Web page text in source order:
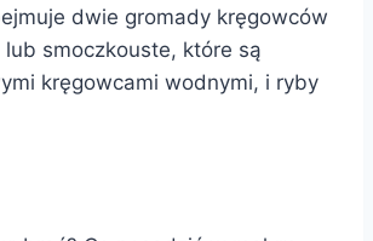
dwie gromady kręgowców
lub smoczkouste, które są
kręgowcami wodnymi, i ryby